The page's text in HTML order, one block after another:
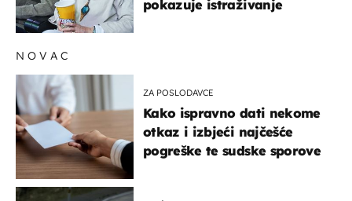
pokazuje istraživanje
NOVAC
ZA POSLODAVCE
Kako ispravno dati nekome
otkaz i izbjeći najčešće
pogreške te sudske sporove